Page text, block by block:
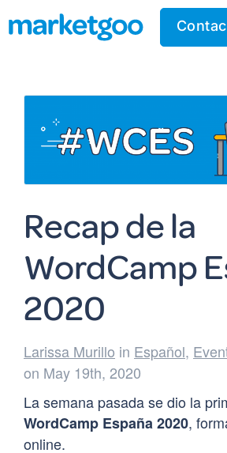
Recap de la
WordCamp
2020
Larissa Murillo in Español,
on May 19th, 2020
La semana pasada se dio la
WordCamp España 2020,
online.